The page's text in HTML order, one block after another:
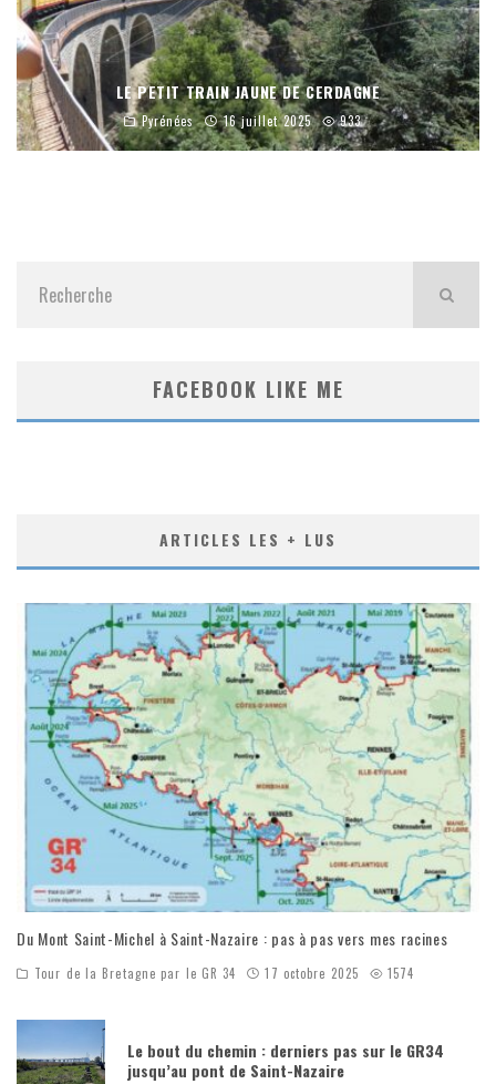
LE PETIT TRAIN JAUNE DE CERDAGNE
Pyrénées 16 juillet 2025 933
FACEBOOK LIKE ME
ARTICLES LES + LUS
Du Mont Saint-Michel à Saint-Nazaire : pas à pas vers mes racines
Tour de la Bretagne par le GR 34 17 octobre 2025 1574
Le bout du chemin : derniers pas sur le GR34
jusqu’au pont de Saint-Nazaire